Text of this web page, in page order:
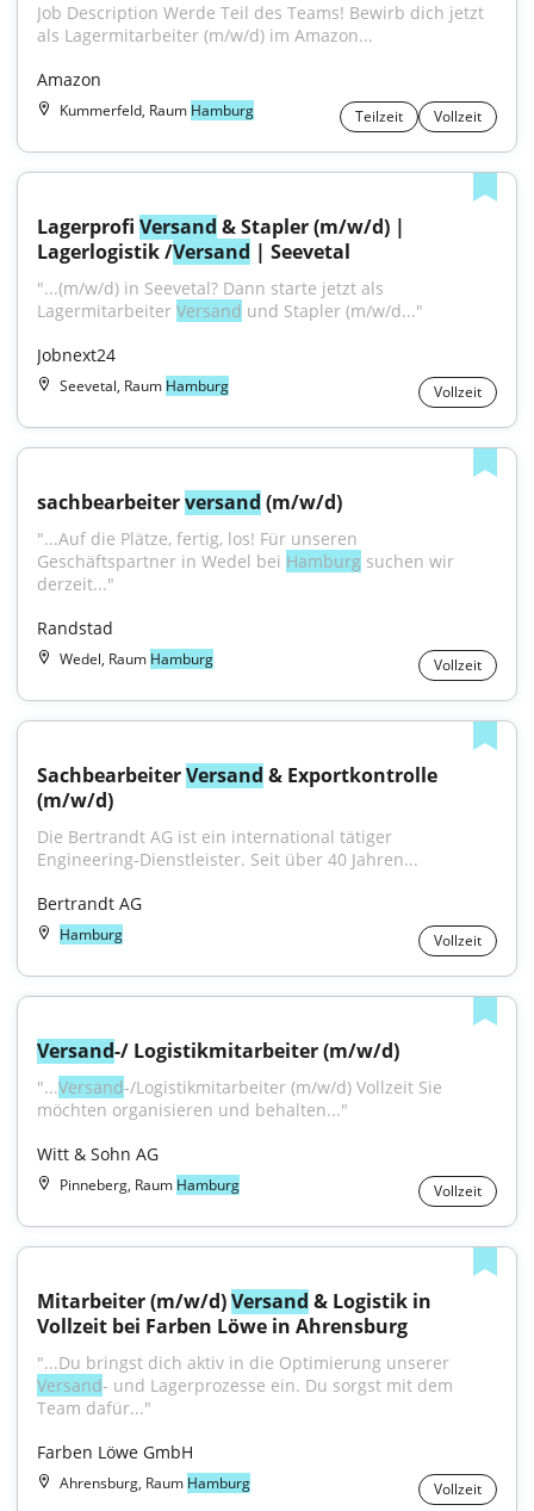
Job Description Werde Teil des Teams! Bewirb dich jetzt
als Lagermitarbeiter (m/w/d) im Amazon...
Amazon
Kummerfeld, Raum Hamburg Teilzeit Vollzeit
Lagerprofi Versand & Stapler (m/w/d) |
Lagerlogistik /Versand | Seevetal
"...(m⁠/⁠w⁠/⁠d) in Seevetal? Dann starte jetzt als
Lagermitarbeiter Versand und Stapler (m⁠/⁠w⁠/⁠d..."
Jobnext24
Seevetal, Raum Hamburg Vollzeit
sachbearbeiter versand (m/w/d)
"...Auf die Plätze, fertig, los! Für unseren
Geschäftspartner in Wedel bei Hamburg suchen wir
derzeit..."
Randstad
Wedel, Raum Hamburg Vollzeit
Sachbearbeiter Versand & Exportkontrolle
(m/w/d)
Die Bertrandt AG ist ein international tätiger
Engineering‑Dienstleister. Seit über 40 Jahren...
Bertrandt AG
Hamburg Vollzeit
Versand-/ Logistikmitarbeiter (m/w/d)
"...Versand-/Logistikmitarbeiter (m/w/d) Vollzeit Sie
möchten organisieren und behalten..."
Witt & Sohn AG
Pinneberg, Raum Hamburg Vollzeit
Mitarbeiter (m/w/d) Versand & Logistik in
Vollzeit bei Farben Löwe in Ahrensburg
Versand- und Lagerprozesse ein. Du sorgst mit dem
Team dafür..."
Farben Löwe GmbH
Ahrensburg, Raum Hamburg Vollzeit